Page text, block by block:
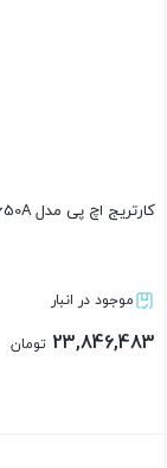
کارتریج اچ پی مدل 650A رنگ زرد گرید A
موجود در انبار
23,846,483 تومان